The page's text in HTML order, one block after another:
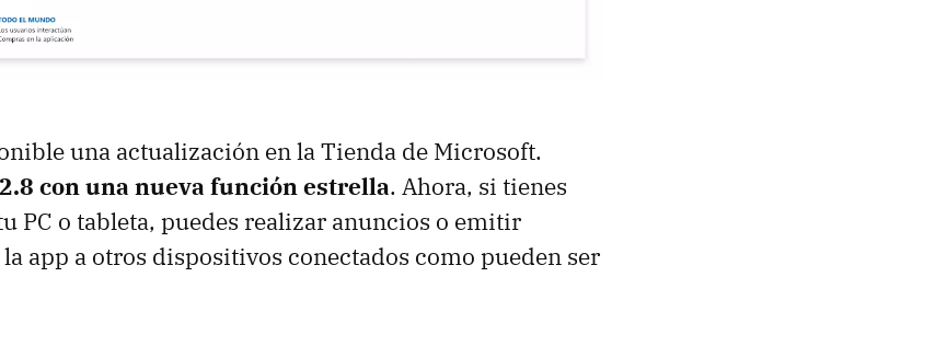
una actualización en la Tienda de Microsoft.
con una nueva función estrella. Ahora, si tienes
PC o tableta, puedes realizar anuncios o emitir
app a otros dispositivos conectados como pueden ser